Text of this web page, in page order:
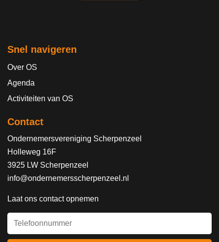
Snel navigeren
Over OS
Agenda
Activiteiten van OS
Contact
Ondernemersvereniging Scherpenzeel
Holleweg 16F
3925 LW Scherpenzeel
info@ondernemersscherpenzeel.nl
Laat ons contact opnemen